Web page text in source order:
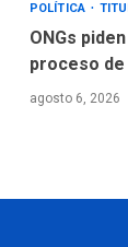
POLÍTICA
ONGs
proceso
agosto 6, 2026